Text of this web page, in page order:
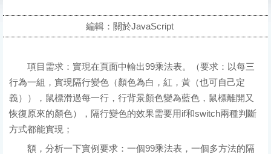
編輯：關於JavaScript
項目需求：實現在頁面中輸出99乘法表。（要求：以每三
行為一組，實現隔行變色（顏色為白，紅，黃（也可自己定
義）），鼠標滑過每一行，行背景顏色變為藍色，鼠標離開又
恢復原來的顏色），隔行變色的效果需要用if和switch兩種判斷
方式都能實現；
額，分析一下實例要求：一個99乘法表，一個多方法的隔